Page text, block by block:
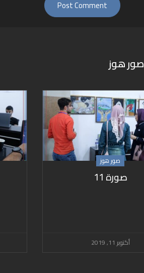
صور هوز
صور هوز
صورة 11
أكتوبر 11, 2019